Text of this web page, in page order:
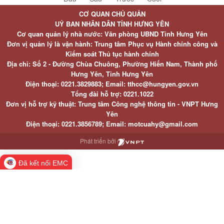
CƠ QUAN CHỦ QUẢN
UỶ BAN NHÂN DÂN TỈNH HƯNG YÊN
Cơ quan quản lý nhà nước: Văn phòng UBND Tỉnh Hưng Yên
Đơn vị quản lý là vận hành: Trung tâm Phục vụ Hành chính công và
Kiểm soát Thủ tục hành chính
Địa chỉ: Số 2 - Đường Chùa Chuông, Phường Hiến Nam, Thành phố
Hưng Yên, Tỉnh Hưng Yên
Điện thoại: 0221.3829883; Email: tthcc@hungyen.gov.vn
Tổng đài hỗ trợ: 0221.1022
Đơn vị hỗ trợ kỹ thuật: Trung tâm Công nghệ thông tin - VNPT Hưng
Yên
Điện thoại: 0221.3856789; Email: motcuahy@gmail.com
Phát triển bởi
Đã kết nối EMC